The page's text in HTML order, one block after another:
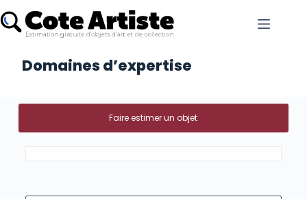
Domaines d’expertise
Faire estimer un objet